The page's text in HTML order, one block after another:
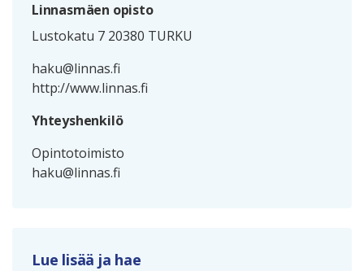
Linnasmäen opisto
Lustokatu 7 20380 TURKU
haku@linnas.fi
http://www.linnas.fi
Yhteyshenkilö
Opintotoimisto
haku@linnas.fi
Lue lisää ja hae